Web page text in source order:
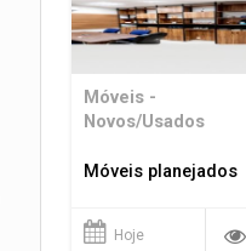
Móveis -
Novos/Usados
Móveis planejados
Hoje